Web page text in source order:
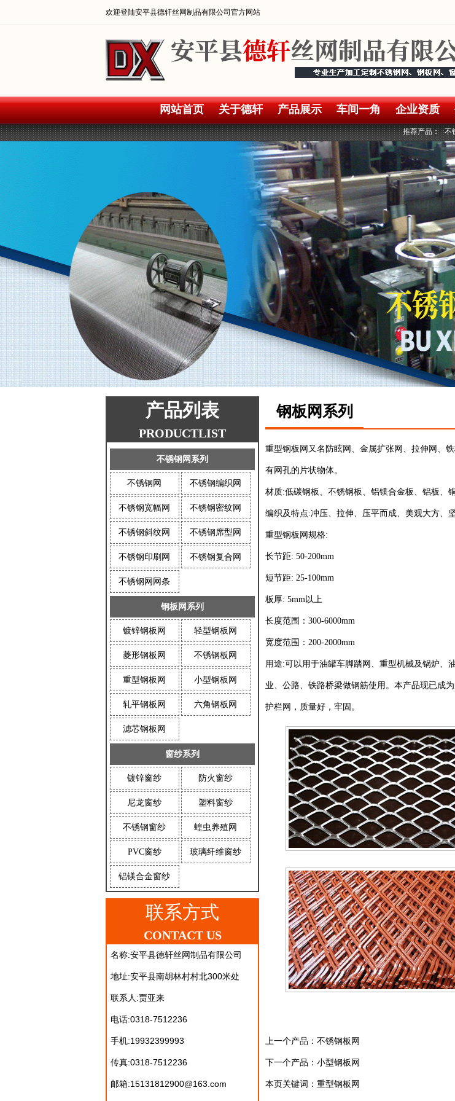
欢迎登陆安平县德轩丝网制品有限公司官方网站
网站首页 关于德轩 产品展示 车间一角 企业资质
推荐产品： 不
产品列表
PRODUCTLIST
不锈钢网系列
不锈钢网 不锈钢编织网
不锈钢宽幅网 不锈钢密纹网
不锈钢斜纹网 不锈钢席型网
不锈钢印刷网 不锈钢复合网
不锈钢网网条
钢板网系列
镀锌钢板网 轻型钢板网
菱形钢板网 不锈钢板网
重型钢板网 小型钢板网
轧平钢板网 六角钢板网
滤芯钢板网
窗纱系列
镀锌窗纱 防火窗纱
尼龙窗纱 塑料窗纱
不锈钢窗纱 蝗虫养殖网
PVC窗纱 玻璃纤维窗纱
铝镁合金窗纱
联系方式
CONTACT US
名称:安平县德轩丝网制品有限公司
地址:安平县南胡林村村北300米处
联系人:贾亚来
电话:0318-7512236
手机:19932399993
传真:0318-7512236
邮箱:15131812900@163.com
钢板网系列
重型钢板网又名防眩网、金属扩张网、拉伸网、
有网孔的片状物体。
材质:低碳钢板、不锈钢板、铝镁合金板、铝板、
编织及特点:冲压、拉伸、压平而成、美观大方、坚
重型钢板网规格:
长节距: 50-200mm
短节距: 25-100mm
板厚: 5mm以上
长度范围：300-6000mm
宽度范围：200-2000mm
用途:可以用于油罐车脚踏网、重型机械及锅炉、
业、公路、铁路桥梁做钢筋使用。本产品现已成
护栏网，质量好，牢固。
上一个产品： 不锈钢板网
下一个产品： 小型钢板网
本页关键词：重型钢板网